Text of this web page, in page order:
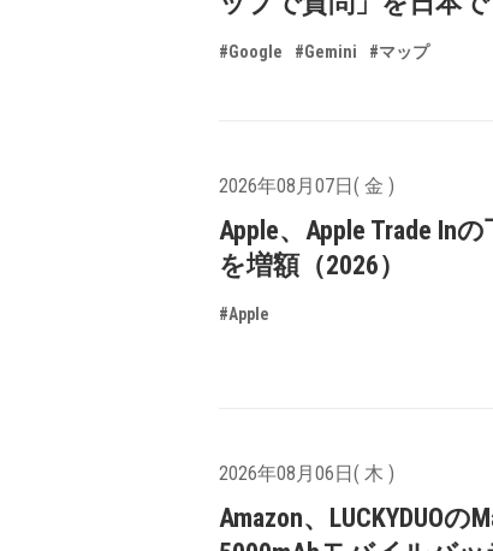
#Google #Gemini #マップ
2026年08月07日( 金 )
Apple、Apple Trade In
を増額（2026）
#Apple
2026年08月06日( 木 )
Amazon、LUCKYDUOの